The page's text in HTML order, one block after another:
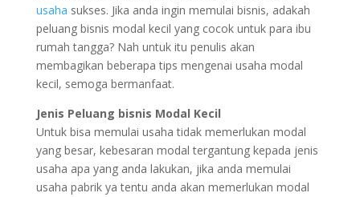
usaha sukses. Jika anda ingin memulai bisnis, adakah
peluang bisnis modal kecil yang cocok untuk para ibu
rumah tangga? Nah untuk itu penulis akan
membagikan beberapa tips mengenai usaha modal
kecil, semoga bermanfaat.
Jenis Peluang bisnis Modal Kecil
Untuk bisa memulai usaha tidak memerlukan modal
yang besar, kebesaran modal tergantung kepada jenis
usaha apa yang anda lakukan, jika anda memulai
usaha pabrik ya tentu anda akan memerlukan modal